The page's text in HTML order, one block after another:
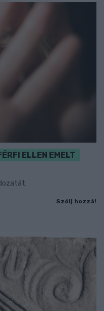
ELLEN EMELT
Szólj hozzá!